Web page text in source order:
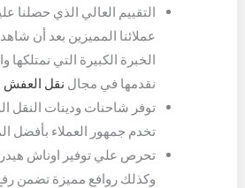
من خلال التالي:
التقييم العالي الذي حصلنا
عملائنا المميزين بعد أن
الخبرة الكبيرة التي نمتلكها
نقدمها في مجال نقل العفش
توفر شاحنات ودينات النقل
تخدم جمهور العملاء بأفضل
تحرص علي توفير اوناش
وكذلك روافع مميزة تضمن رفع